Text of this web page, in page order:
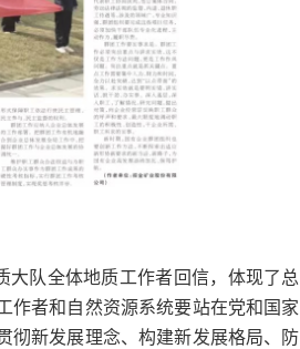
5 检索2022地大信息
6 检索2022地大信息
大队全体地质工作者回信，体现了总
作者和自然资源系统要站在党和国家
彻新发展理念、构建新发展格局、防